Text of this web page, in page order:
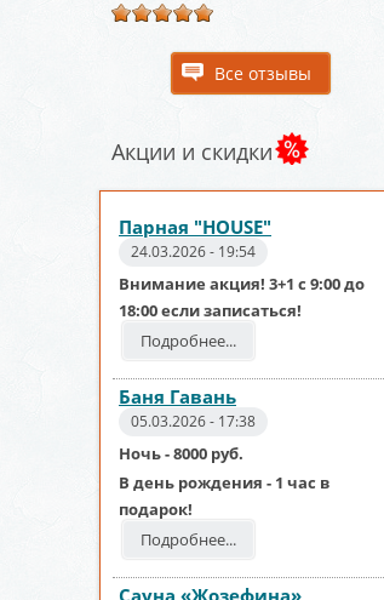
Все отзывы
Акции и скидки
Парная "HOUSE"
24.03.2026 - 19:54
Внимание акция! 3+1 с 9:00 до
18:00 если записаться!
Подробнее...
Баня Гавань
05.03.2026 - 17:38
Ночь - 8000 руб.
В день рождения - 1 час в
подарок!
Подробнее...
Сауна «Жозефина»